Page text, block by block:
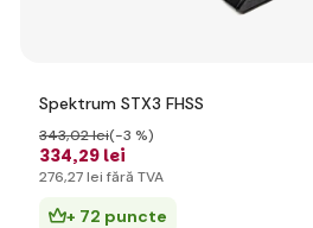
Spektrum STX3 FHSS
334,29 lei
343,02 lei(-3 %)
276,27 lei fără TVA
+ 72 puncte